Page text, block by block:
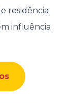
residência
influência